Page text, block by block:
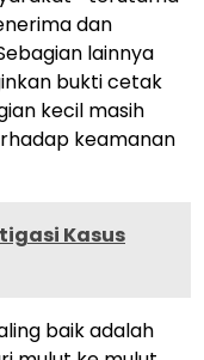
dan
lainnya
bukti cetak
kecil masih
keamanan
Kasus
baik adalah